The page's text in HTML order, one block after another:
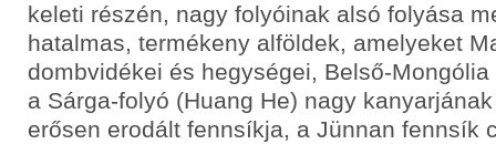
keleti részén, nagy folyóinak alsó folyása
hatalmas, termékeny alföldek, amelyeket
dombvidékei és hegységei, Belső-
a Sárga-folyó (Huang He) nagy
erősen erodált fennsíkja, a Jünnan fennsík